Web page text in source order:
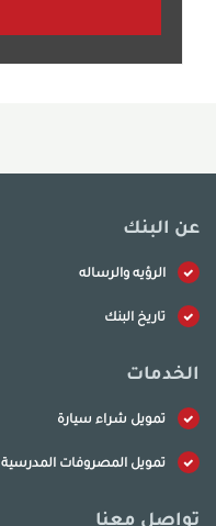
عن البنك
الرؤيه والرساله
تاريخ البنك
الخدمات
تمويل شراء سيارة
تمويل المصروفات المدرسية
تواصل معنا